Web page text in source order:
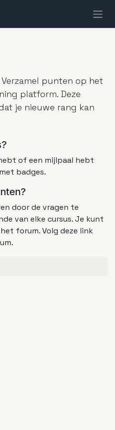
punten op het
platform. Deze
je nieuwe rang kan
of een mijlpaal hebt
badges.
door de vragen te
van elke cursus. Je kunt
forum. Volg deze link